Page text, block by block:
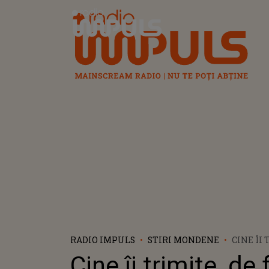
Radio Impuls
RADIO IMPULS STIRI MONDENE
CINE ÎI
URIAȘE